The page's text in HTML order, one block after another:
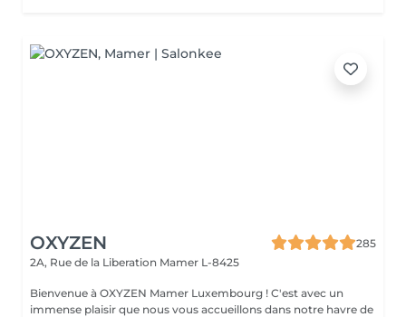
OXYZEN
285
2A, Rue de la Liberation Mamer L-8425
Bienvenue à OXYZEN Mamer Luxembourg ! C'est avec un
immense plaisir que nous vous accueillons dans notre havre de